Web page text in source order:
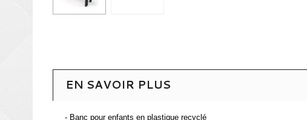
EN SAVOIR PLUS
- Banc pour enfants en plastique recyclé